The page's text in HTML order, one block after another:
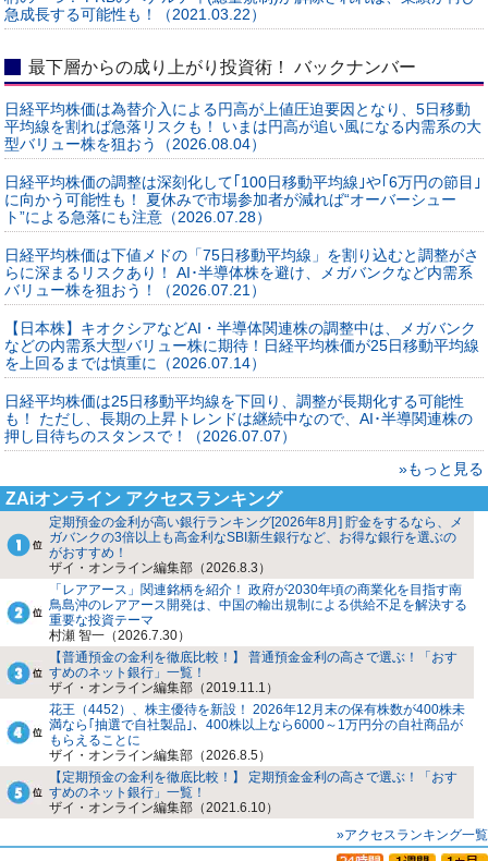
急成長する可能性も！（2021.03.22）
最下層からの成り上がり投資術！ バックナンバー
日経平均株価は為替介入による円高が上値圧迫要因となり、5日移動
平均線を割れば急落リスクも！ いまは円高が追い風になる内需系の大
型バリュー株を狙おう（2026.08.04）
日経平均株価の調整は深刻化して｢100日移動平均線｣や｢6万円の節目｣
に向かう可能性も！ 夏休みで市場参加者が減れば“オーバーシュー
ト”による急落にも注意（2026.07.28）
日経平均株価は下値メドの「75日移動平均線」を割り込むと調整がさ
らに深まるリスクあり！ AI･半導体株を避け、メガバンクなど内需系
バリュー株を狙おう！（2026.07.21）
【日本株】キオクシアなどAI・半導体関連株の調整中は、メガバンク
などの内需系大型バリュー株に期待！日経平均株価が25日移動平均線
を上回るまでは慎重に（2026.07.14）
日経平均株価は25日移動平均線を下回り、調整が長期化する可能性
も！ ただし、長期の上昇トレンドは継続中なので、AI･半導関連株の
押し目待ちのスタンスで！（2026.07.07）
»もっと見る
ZAiオンライン アクセスランキング
定期預金の金利が高い銀行ランキング[2026年8月] 貯金をするなら、メ
ガバンクの3倍以上も高金利なSBI新生銀行など、お得な銀行を選ぶの
がおすすめ！
ザイ・オンライン編集部（2026.8.3）
「レアアース」関連銘柄を紹介！ 政府が2030年頃の商業化を目指す南
鳥島沖のレアアース開発は、中国の輸出規制による供給不足を解決する
重要な投資テーマ
村瀬 智一（2026.7.30）
【普通預金の金利を徹底比較！】 普通預金金利の高さで選ぶ！「おす
すめのネット銀行」一覧！
ザイ・オンライン編集部（2019.11.1）
花王（4452）、株主優待を新設！ 2026年12月末の保有株数が400株未
満なら｢抽選で自社製品｣、400株以上なら6000～1万円分の自社商品が
もらえることに
ザイ・オンライン編集部（2026.8.5）
【定期預金の金利を徹底比較！】 定期預金金利の高さで選ぶ！「おす
すめのネット銀行」一覧！
ザイ・オンライン編集部（2021.6.10）
»アクセスランキング一覧